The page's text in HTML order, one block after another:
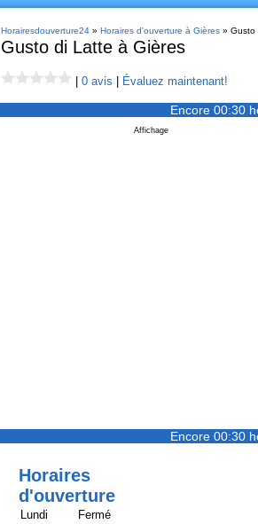
Horairesdouverture24» Horaires d'ouverture à Gières» Gusto
Gusto di Latte à Gières
0 avis Évaluez maintenant!
Encore 00:30
Affichage
Encore 00:30
Horaires
d'ouverture
Lundi
Fermé